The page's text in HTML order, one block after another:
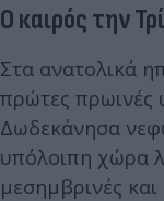
Ο καιρός την
Στα ανατολικά
πρώτες πρωινές
Δωδεκάνησα
υπόλοιπη χώρα
μεσημβρινές